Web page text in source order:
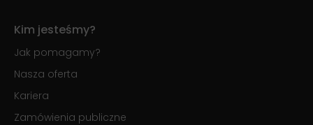
Kim jesteśmy?
Jak pomagamy?
Nasza oferta
Kariera
Zamówienia publiczne